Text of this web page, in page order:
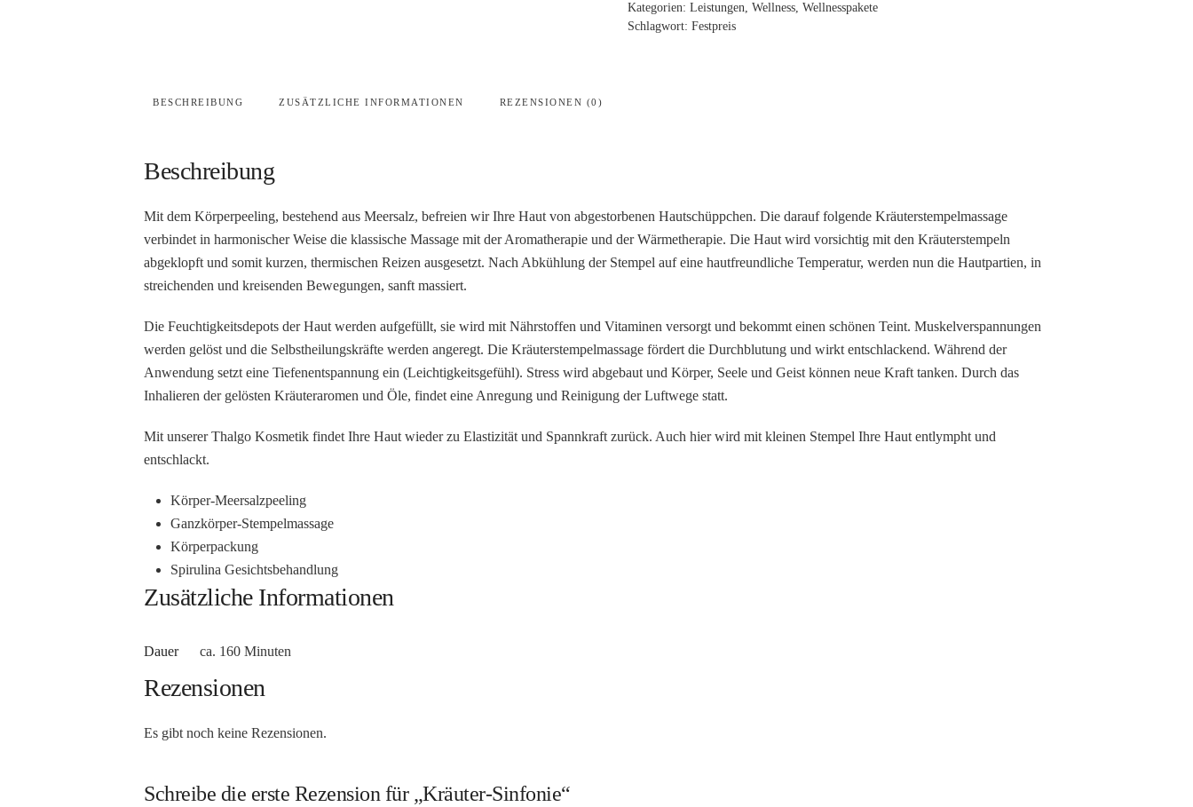
Kategorien: Leistungen, Wellness, Wellnesspakete
Schlagwort: Festpreis
BESCHREIBUNG ZUSÄTZLICHE INFORMATIONEN REZENSIONEN (0)
Beschreibung
Mit dem Körperpeeling, bestehend aus Meersalz, befreien wir Ihre Haut von abgestorbenen Hautschüppchen. Die darauf folgende Kräuterstempelmassage
verbindet in harmonischer Weise die klassische Massage mit der Aromatherapie und der Wärmetherapie. Die Haut wird vorsichtig mit den Kräuterstempeln
abgeklopft und somit kurzen, thermischen Reizen ausgesetzt. Nach Abkühlung der Stempel auf eine hautfreundliche Temperatur, werden nun die Hautpartien, in
streichenden und kreisenden Bewegungen, sanft massiert.
Die Feuchtigkeitsdepots der Haut werden aufgefüllt, sie wird mit Nährstoffen und Vitaminen versorgt und bekommt einen schönen Teint. Muskelverspannungen
werden gelöst und die Selbstheilungskräfte werden angeregt. Die Kräuterstempelmassage fördert die Durchblutung und wirkt entschlackend. Während der
Anwendung setzt eine Tiefenentspannung ein (Leichtigkeitsgefühl). Stress wird abgebaut und Körper, Seele und Geist können neue Kraft tanken. Durch das
Inhalieren der gelösten Kräuteraromen und Öle, findet eine Anregung und Reinigung der Luftwege statt.
Mit unserer Thalgo Kosmetik findet Ihre Haut wieder zu Elastizität und Spannkraft zurück. Auch hier wird mit kleinen Stempel Ihre Haut entlympht und
entschlackt.
Körper-Meersalzpeeling
Ganzkörper-Stempelmassage
Körperpackung
Spirulina Gesichtsbehandlung
Zusätzliche Informationen
Dauer ca. 160 Minuten
Rezensionen
Es gibt noch keine Rezensionen.
Schreibe die erste Rezension für „Kräuter-Sinfonie“